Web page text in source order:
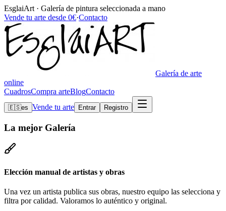
EsglaiArt · Galería de pintura seleccionada a mano
Vende tu arte desde 0€·Contacto
Galería de arte
online
CuadrosCompra arteBlogContacto
🇪🇸es Vende tu arte Entrar Registro
La mejor Galería
Elección manual de artistas y obras
Una vez un artista publica sus obras, nuestro equipo las selecciona y
filtra por calidad. Valoramos lo auténtico y original.